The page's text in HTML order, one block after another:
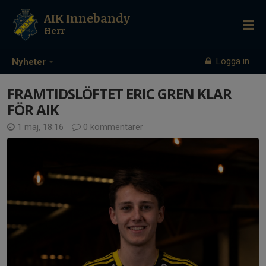
Nyheter Logga in
AIK Innebandy
Herr
FRAMTIDSLÖFTET ERIC GREN KLAR
FÖR AIK
1 maj, 18:16 0 kommentarer